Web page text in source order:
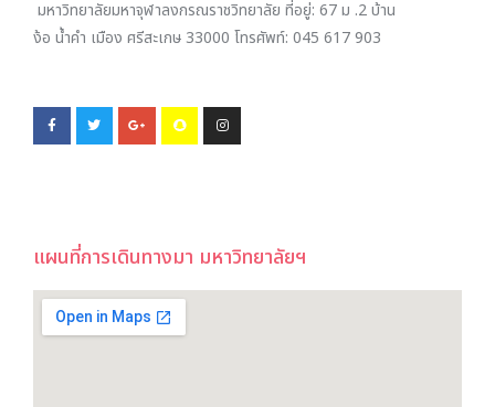
มหาวิทยาลัยมหาจุฬาลงกรณราชวิทยาลัย ที่อยู่: 67 ม .2 บ้าน
ง้อ น้ำคำ เมือง ศรีสะเกษ 33000 โทรศัพท์: 045 617 903
แผนที่การเดินทางมา มหาวิทยาลัยฯ